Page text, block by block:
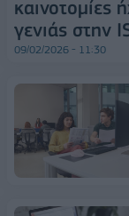
καινοτομίες
γενιάς στην
09/02/2026 - 11:30